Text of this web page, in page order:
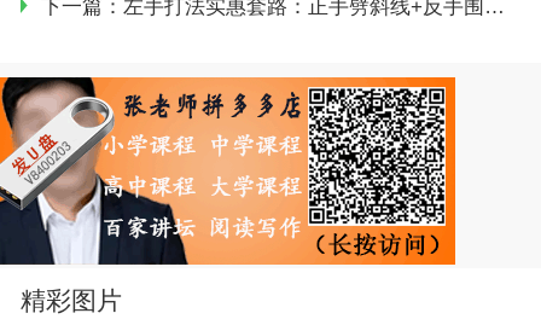
下一篇： 左手打法实惠套路：正手劈斜线+反手围大角 | 业余高手
精彩图片